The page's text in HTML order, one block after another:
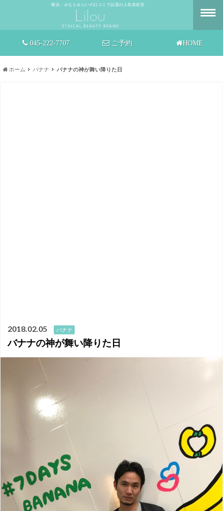
横浜・みなとみらいの口コミで話題の人気美容室
HOME
ご予約
045-222-7707
ホーム バナナ バナナの神が舞い降りた日
2018.02.05 バナナ
バナナの神が舞い降りた日